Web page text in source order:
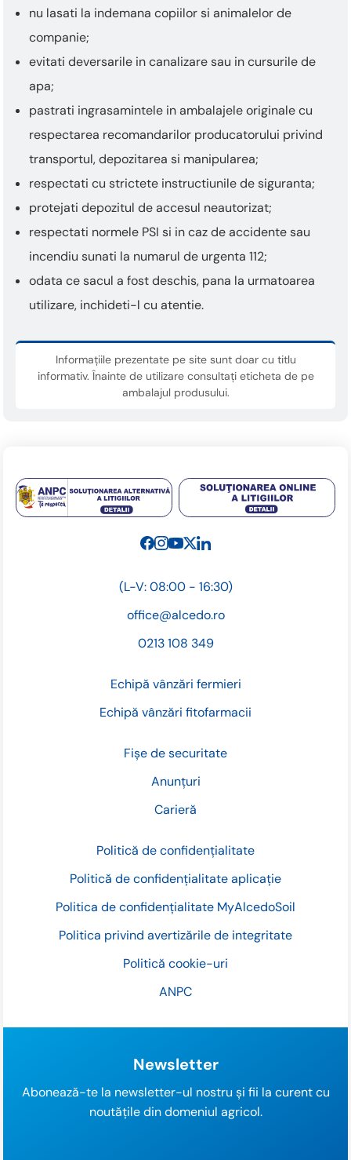
nu lasati la indemana copiilor si animalelor de
companie;
evitati deversarile in canalizare sau in cursurile de
apa;
pastrati ingrasamintele in ambalajele originale cu
respectarea recomandarilor producatorului privind
transportul, depozitarea si manipularea;
respectati cu strictete instructiunile de siguranta;
protejati depozitul de accesul neautorizat;
respectati normele PSI si in caz de accidente sau
incendiu sunati la numarul de urgenta 112;
odata ce sacul a fost deschis, pana la urmatoarea
utilizare, inchideti-l cu atentie.
Informațiile prezentate pe site sunt doar cu titlu
informativ. Înainte de utilizare consultați eticheta de pe
ambalajul produsului.
Fișe de securitate
Anunțuri
Carieră
Politică de confidențialitate
Politică de confidențialitate aplicație
Politica de confidențialitate MyAlcedoSoil
Politica privind avertizările de integritate
Politică cookie-uri
ANPC
(L-V: 08:00 - 16:30)
office@alcedo.ro
0213 108 349
Echipă vânzări fermieri
Echipă vânzări fitofarmacii
Newsletter
Abonează-te la newsletter-ul nostru și fii la curent cu
noutățile din domeniul agricol.